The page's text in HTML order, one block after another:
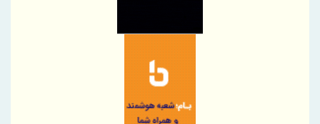
نایب‌رئیس اتاق ایران راهی باکو شد
پرداخت خسارت ۵۰۰ میلیارد تومانی بیمه رازی به شرکت هواپیمایی